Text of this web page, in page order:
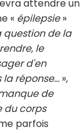
attendre un
« épilepsie»
question de la
le
d'en
réponse... »,
de
du corps
parfois